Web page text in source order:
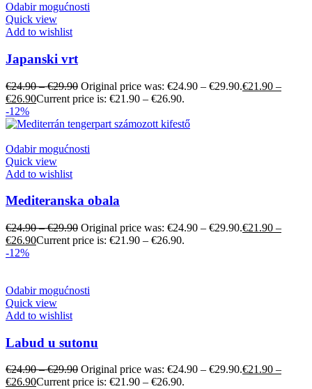
Odabir mogućnosti
Quick view
Add to wishlist
Japanski vrt
€24.90–€29.90 Original price was: €24.90 – €29.90.€21.90 –
€26.90Current price is: €21.90 – €26.90.
-12%
Odabir mogućnosti
Quick view
Add to wishlist
Mediteranska obala
€24.90–€29.90 Original price was: €24.90 – €29.90.€21.90 –
€26.90Current price is: €21.90 – €26.90.
-12%
Odabir mogućnosti
Quick view
Add to wishlist
Labud u sutonu
€24.90–€29.90 Original price was: €24.90 – €29.90.€21.90 –
€26.90Current price is: €21.90 – €26.90.